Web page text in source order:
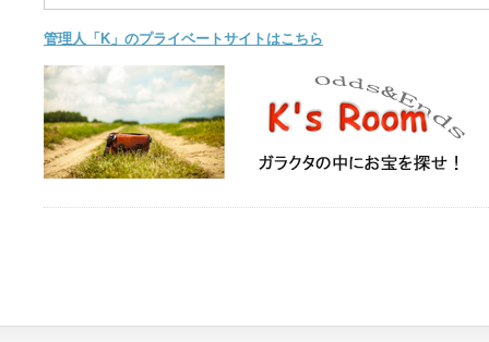
管理人「K」のプライベートサイトはこちら